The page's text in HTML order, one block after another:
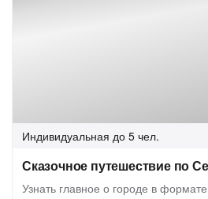
Индивидуальная до 5 чел.
Сказочное путешествие по
Узнать главное о городе в